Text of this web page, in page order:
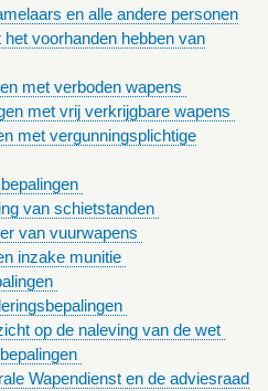
en alle andere personen
voorhanden hebben van
met verboden wapens
met vrij verkrijgbare wapens
met vergunningsplichtige
van schietstanden
van vuurwapens
inzake munitie
op de naleving van de wet
Wapendienst en de adviesraad